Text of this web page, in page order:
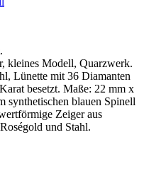
kleines Modell, Quarzwerk.
Lünette mit 36 Diamanten
besetzt. Maße: 22 mm x
synthetischen blauen Spinell
Zeiger aus
und Stahl.